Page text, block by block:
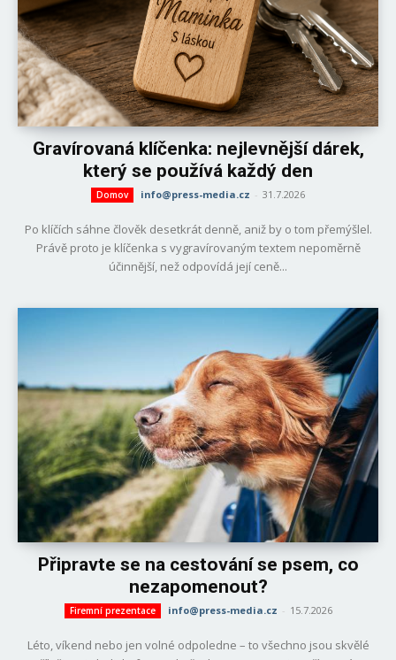
Gravírovaná klíčenka: nejlevnější dárek,
který se používá každý den
Domov info@press-media.cz - 31.7.2026
Po klíčích sáhne člověk desetkrát denně, aniž by o tom přemýšlel.
Právě proto je klíčenka s vygravírovaným textem nepoměrně
účinnější, než odpovídá její ceně...
Připravte se na cestování se psem, co
nezapomenout?
Firemní prezentace info@press-media.cz - 15.7.2026
Léto, víkend nebo jen volné odpoledne – to všechno jsou skvělé